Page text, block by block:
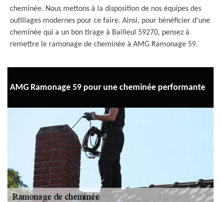
cheminée. Nous mettons à la disposition de nos équipes des
outillages modernes pour ce faire. Ainsi, pour bénéficier d’une
cheminée qui a un bon tirage à Bailleul 59270, pensez à
remettre le ramonage de cheminée à AMG Ramonage 59.
AMG Ramonage 59 pour une cheminée performante